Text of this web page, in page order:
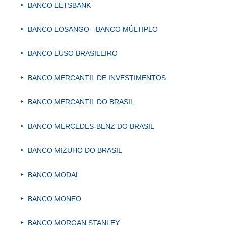
BANCO LETSBANK
BANCO LOSANGO - BANCO MÚLTIPLO
BANCO LUSO BRASILEIRO
BANCO MERCANTIL DE INVESTIMENTOS
BANCO MERCANTIL DO BRASIL
BANCO MERCEDES-BENZ DO BRASIL
BANCO MIZUHO DO BRASIL
BANCO MODAL
BANCO MONEO
BANCO MORGAN STANLEY